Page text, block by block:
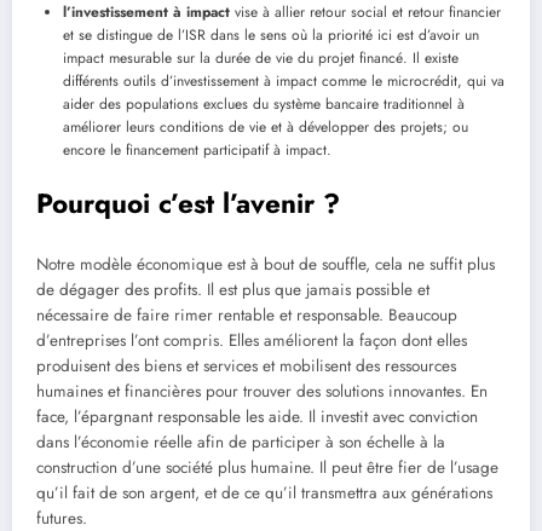
l’investissement à impact vise à allier retour social et retour financier
et se distingue de l’ISR dans le sens où la priorité ici est d’avoir un
impact mesurable sur la durée de vie du projet financé. Il existe
différents outils d’investissement à impact comme le microcrédit, qui va
aider des populations exclues du système bancaire traditionnel à
améliorer leurs conditions de vie et à développer des projets; ou
encore le financement participatif à impact.
Pourquoi c’est l’avenir ?
Notre modèle économique est à bout de souffle, cela ne suffit plus
de dégager des profits. Il est plus que jamais possible et
nécessaire de faire rimer rentable et responsable. Beaucoup
d’entreprises l’ont compris. Elles améliorent la façon dont elles
produisent des biens et services et mobilisent des ressources
humaines et financières pour trouver des solutions innovantes. En
face, l’épargnant responsable les aide. Il investit avec conviction
dans l’économie réelle afin de participer à son échelle à la
construction d’une société plus humaine. Il peut être fier de l’usage
qu’il fait de son argent, et de ce qu’il transmettra aux générations
futures.